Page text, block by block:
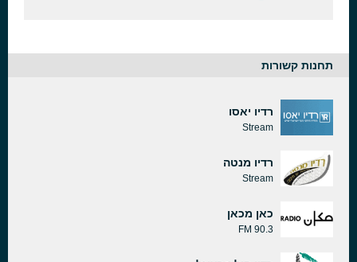
תחנות קשורות
רדיו יאסו
Stream
רדיו מנטה
Stream
כאן מכאן
90.3 FM